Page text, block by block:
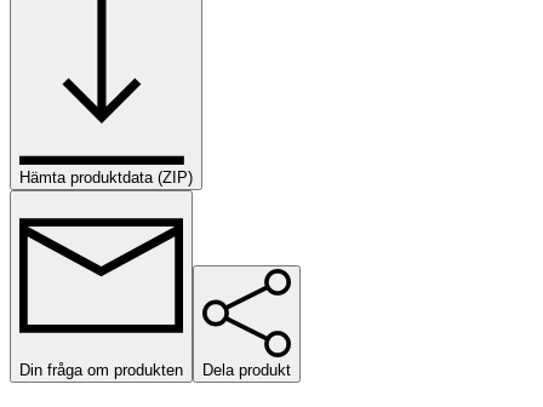
Hämta produktdata (ZIP)
Din fråga om produkten Dela produkt